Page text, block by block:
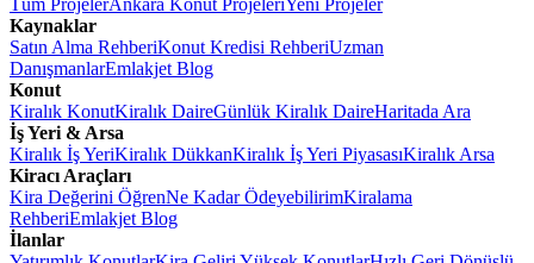
Tüm ProjelerAnkara Konut ProjeleriYeni Projeler
Kaynaklar
Satın Alma RehberiKonut Kredisi RehberiUzman
DanışmanlarEmlakjet Blog
Konut
Kiralık KonutKiralık DaireGünlük Kiralık DaireHaritada Ara
İş Yeri & Arsa
Kiralık İş YeriKiralık DükkanKiralık İş Yeri PiyasasıKiralık Arsa
Kiracı Araçları
Kira Değerini ÖğrenNe Kadar ÖdeyebilirimKiralama
RehberiEmlakjet Blog
İlanlar